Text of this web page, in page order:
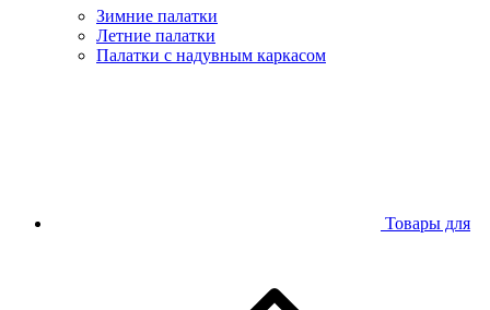
Зимние палатки
Летние палатки
Палатки с надувным каркасом
Товары для